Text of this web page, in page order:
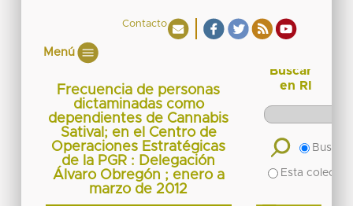
Contacto
Menú
Frecuencia de personas
dictaminadas como
dependientes de Cannabis
Satival; en el Centro de
Operaciones Estratégicas
de la PGR : Delegación
Álvaro Obregón ; enero a
marzo de 2012
Buscar
en RI
Buscar
Esta